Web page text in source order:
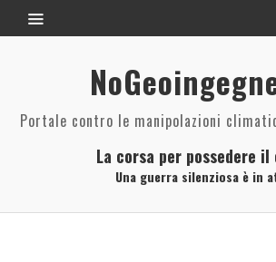
Portale contro le manipolazioni
La corsa per possedere il
Una guerra silenziosa è in